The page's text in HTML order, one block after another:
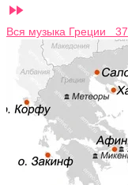

Вся музыка Греции 37